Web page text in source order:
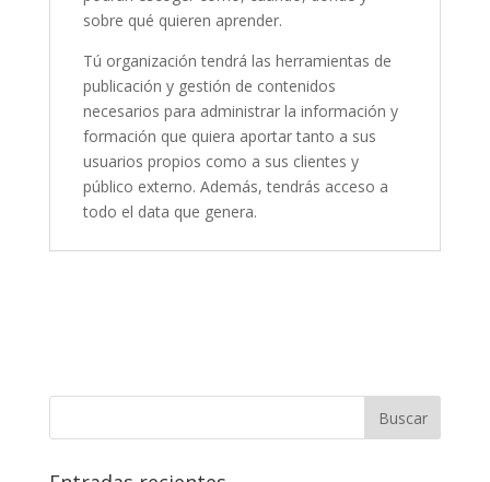
sobre qué quieren aprender.
Tú organización tendrá las herramientas de
publicación y gestión de contenidos
necesarios para administrar la información y
formación que quiera aportar tanto a sus
usuarios propios como a sus clientes y
público externo. Además, tendrás acceso a
todo el data que genera.